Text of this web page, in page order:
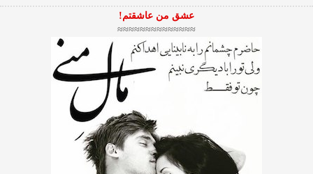
عشق من عاشقتم!
≈≈≈≈≈≈≈≈≈≈≈≈≈≈